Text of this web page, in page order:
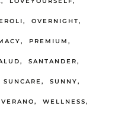
OVERNIGHT
PREMIUM
SANTANDER
SUNCARE SUNNY
VERANO WELLNESS